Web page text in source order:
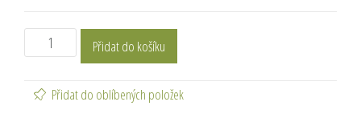
Přidat do košíku
Přidat do oblíbených položek